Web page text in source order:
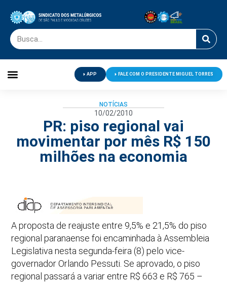
APP FALE COM O PRESIDENTE MIGUEL TORRES
NOTÍCIAS
10/02/2010
PR: piso regional vai
movimentar por mês R$ 150
milhões na economia
A proposta de reajuste entre 9,5% e 21,5% do piso
regional paranaense foi encaminhada à Assembleia
Legislativa nesta segunda-feira (8) pelo vice-
governador Orlando Pessuti. Se aprovado, o piso
regional passará a variar entre R$ 663 e R$ 765 –